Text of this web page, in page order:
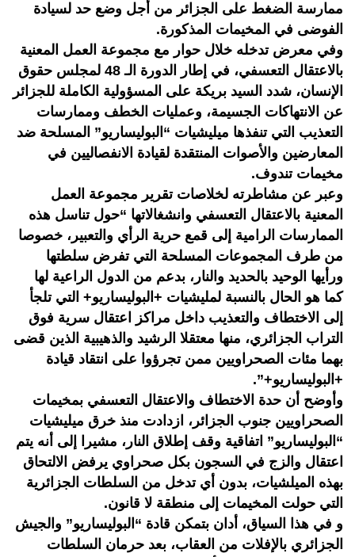
ممارسة الضغط على الجزائر من أجل وضع حد لسيادة
الفوضى في المخيمات المذكورة.
وفي معرض تدخله خلال حوار مع مجموعة العمل المعنية
بالاعتقال التعسفي، في إطار الدورة الـ 48 لمجلس حقوق
الإنسان، شدد السيد بريكة على المسؤولية الكاملة للجزائر
عن الانتهاكات الجسيمة، وعمليات الخطف وممارسات
التعذيب التي تنفذها ميليشيات “البوليساريو” المسلحة ضد
المعارضين والأصوات المنتقدة لقيادة الانفصاليين في
مخيمات تندوف.
وعبر عن مشاطرته لخلاصات تقرير مجموعة العمل
المعنية بالاعتقال التعسفي وانشغالاتها “حول تناسل هذه
الممارسات الرامية إلى قمع حرية الرأي والتعبير، خصوصا
من طرف المجموعات المسلحة التي تفرض سلطتها
ورأيها الوحيد بالحديد والنار، بدعم من الدول الراعية لها
كما هو الحال بالنسبة لمليشيات +البوليساريو+ التي تلجأ
إلى الاختطاف والتعذيب داخل مراكز اعتقال سرية فوق
التراب الجزائري، منها معتقلا الرشيد والذهيبية الذين قضى
بهما مئات الصحراويين ممن تجرؤوا على انتقاد قيادة
+البوليساريو+”.
وأوضح أن حدة الاختطاف والاعتقال التعسفي بمخيمات
الصحراويين جنوب الجزائر، ازدادت منذ خرق ميليشيات
“البوليساريو” اتفاقية وقف إطلاق النار، مشيرا إلى أنه يتم
اعتقال والزج في السجون بكل صحراوي يرفض الالتحاق
بهذه الميلشيات، بدون أي تدخل من السلطات الجزائرية
التي حولت المخيمات إلى منطقة لا قانون.
و في هذا السياق، أدان بتمكن قادة “البوليساريو” والجيش
الجزائري بالإفلات من العقاب، بعد حرمان السلطات